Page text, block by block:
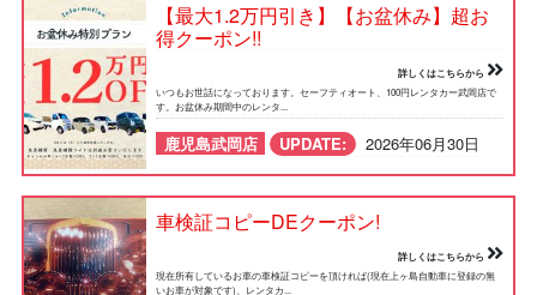
【最大1.2万円引き】【お盆休み】超お
得クーポン!!
詳しくはこちらから
いつもお世話になっております。セーフティオート、100円レンタカー武岡店で
す。お盆休み期間中のレンタ...
鹿児島武岡店 UPDATE: 2026年06月30日
車検証コピーDEクーポン!
詳しくはこちらから
現在所有しているお車の車検証コピーを頂ければ(現在上ヶ島自動車に登録の無
いお車が対象です)、レンタカ...